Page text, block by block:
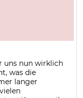
uns nun wirklich
was die
langer